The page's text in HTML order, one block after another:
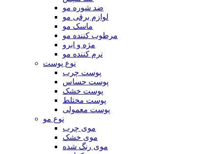
ضد شوره مو
لوازم برقی مو
ماسک مو
مرطوب کننده مو
مژه و ابرو
نرم کننده مو
نوع پوست
پوست چرب
پوست حساس
پوست خشک
پوست مختلط
پوست معمولی
نوع مو
موی چرب
موی خشک
موی رنگ شده